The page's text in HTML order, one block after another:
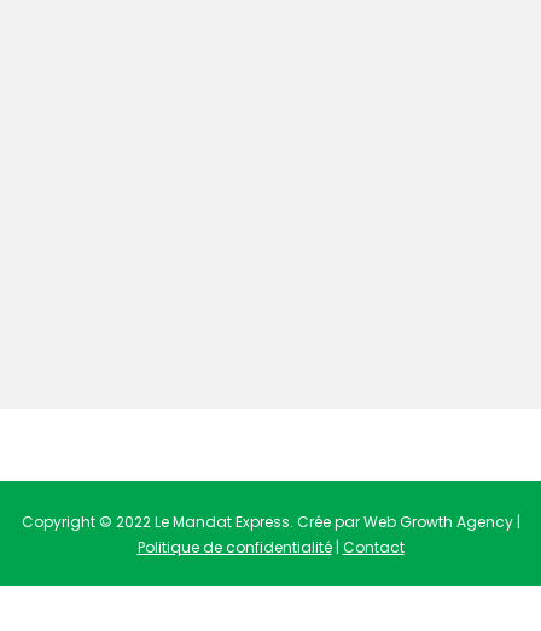
Copyright © 2022 Le Mandat Express. Crée par Web Growth Agency |
Politique de confidentialité| Contact